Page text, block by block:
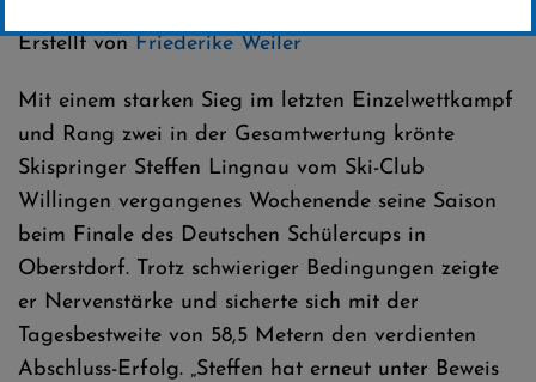
Erstellt vonFriederike Weiler
Mit einem starken Sieg im letzten Einzelwettkampf
und Rang zwei in der Gesamtwertung krönte
Skispringer Steffen Lingnau vom Ski-Club
Willingen vergangenes Wochenende seine Saison
beim Finale des Deutschen Schülercups in
Oberstdorf. Trotz schwieriger Bedingungen zeigte
er Nervenstärke und sicherte sich mit der
Tagesbestweite von 58,5 Metern den verdienten
Abschluss-Erfolg. „Steffen hat erneut unter Beweis